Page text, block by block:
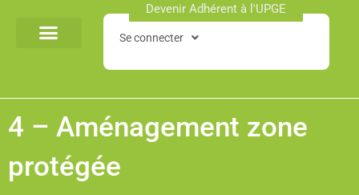
Devenir Adhérent à l'UPGE​
Se connecter
4 – Aménagement zone
protégée